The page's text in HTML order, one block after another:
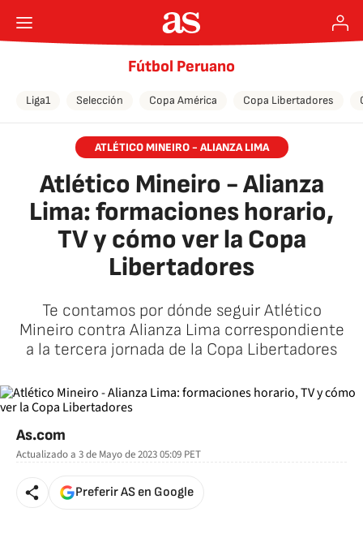
Fútbol Peruano
Liga1 Selección Copa América Copa Libertadores
ATLÉTICO MINEIRO - ALIANZA LIMA
Atlético Mineiro - Alianza
Lima: formaciones horario,
TV y cómo ver la Copa
Libertadores
Te contamos por dónde seguir Atlético
Mineiro contra Alianza Lima correspondiente
a la tercera jornada de la Copa Libertadores
As.com
Actualizado a 3 de Mayo de 2023 05:09 PET
Preferir AS en Google